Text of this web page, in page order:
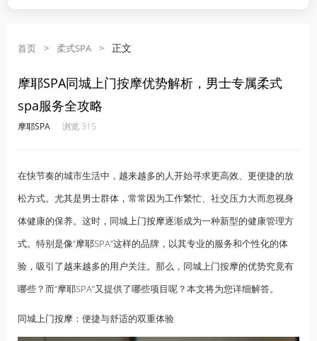
首页 > 柔式SPA > 正文
摩耶SPA同城上门按摩优势解析，男士专属柔式
spa服务全攻略
摩耶SPA 浏览 315
在快节奏的城市生活中，越来越多的人开始寻求更高效、更便捷的放
松方式。尤其是男士群体，常常因为工作繁忙、社交压力大而忽视身
体健康的保养。这时，同城上门按摩逐渐成为一种新型的健康管理方
式。特别是像“摩耶SPA”这样的品牌，以其专业的服务和个性化的体
验，吸引了越来越多的用户关注。那么，同城上门按摩的优势究竟有
哪些？而“摩耶SPA”又提供了哪些项目呢？本文将为您详细解答。
同城上门按摩 ：便捷与舒适的双重体验